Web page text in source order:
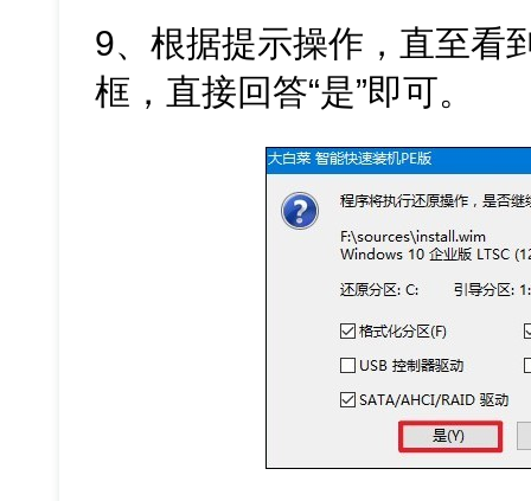
9、根据提示操作，直至看
框，直接回答“是”即可。